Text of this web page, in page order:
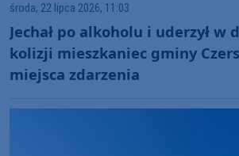
środa, 22 lipca 2026, 11:03
Jechał po alkoholu i uderzył w
kolizji mieszkaniec gminy
miejsca zdarzenia